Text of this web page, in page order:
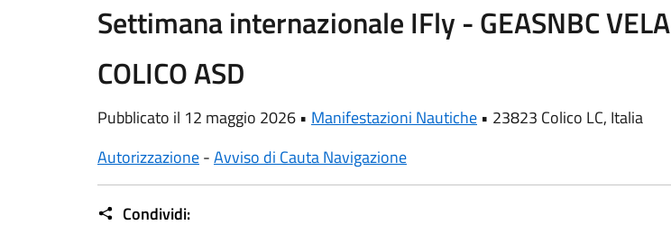
Settimana internazionale IFly - GEASNBC VELA
COLICO ASD
Pubblicato il 12 maggio 2026 • Manifestazioni Nautiche • 23823 Colico LC, Italia
Autorizzazione-Avviso di Cauta Navigazione
Condividi: